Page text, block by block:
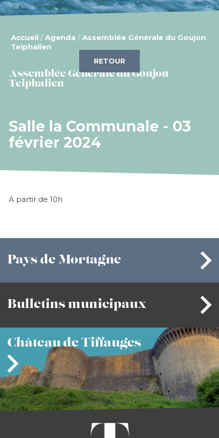
Accueil /Agenda /Assemblée Générale du Goujon
Teiphalien
RETOUR
Assemblée Générale du Goujon
Teiphalien
Salle la Communale - 03
février 2024
A partir de 10h
Pays de Mortagne
Bulletins municipaux
Châteaude Tiffauges